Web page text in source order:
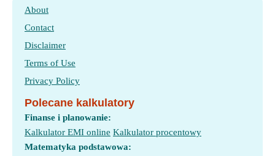
About
Contact
Disclaimer
Terms of Use
Privacy Policy
Polecane kalkulatory
Finanse i planowanie:
Kalkulator EMI online Kalkulator procentowy
Matematyka podstawowa: